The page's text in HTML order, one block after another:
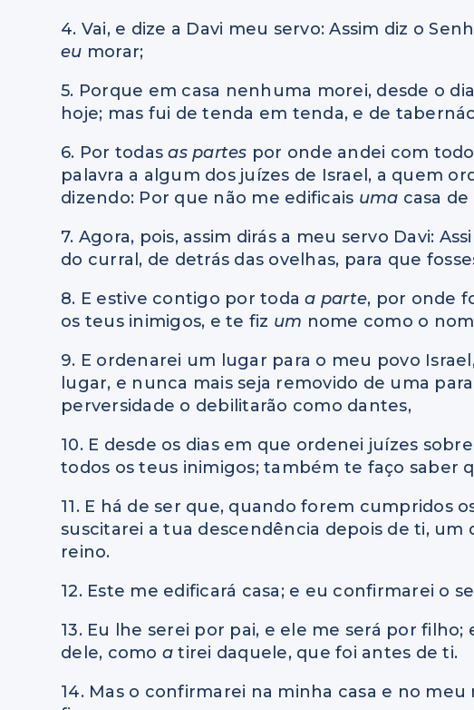
4. Vai, e dize a Davi meu servo: Assim diz o
eu morar;
5. Porque em casa nenhuma morei, desde o
hoje; mas fui de tenda em tenda, e de
6. Por todasas partes por onde andei com
palavra a algum dos juízes de Israel, a quem
dizendo: Por que não me edificais uma casa
7. Agora, pois, assim dirás a meu servo Davi:
do curral, de detrás das ovelhas, para que
8. E estive contigo por todaa parte, por onde
os teus inimigos, e te fiz um nome como o
9. E ordenarei um lugar para o meu povo
lugar, e nunca mais seja removido de uma
perversidade o debilitarão como dantes,
10. E desde os dias em que ordenei juízes
todos os teus inimigos; também te faço saber
11. E há de ser que, quando forem cumpridos
suscitarei a tua descendência depois de ti, um
reino.
12. Este me edificará casa; e eu confirmarei o
13. Eu lhe serei por pai, e ele me será por
dele, como atirei daquele, que foi antes de ti.
14. Mas o confirmarei na minha casa e no